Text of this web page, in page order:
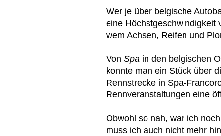
Wer je über belgische
eine Höchstgeschwindigkeit
wem Achsen, Reifen und
Von Spa in den belgischen
konnte man ein Stück über
Rennstrecke in Spa-
Rennveranstaltungen eine
Obwohl so nah, war ich
muss ich auch nicht mehr